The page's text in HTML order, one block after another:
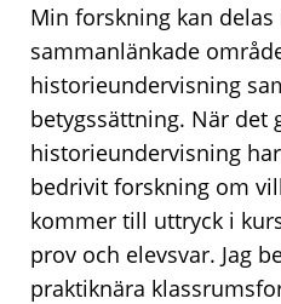
Min forskning kan
sammanlänkade
historieundervisning
betygssättning. När det
historieundervisning
bedrivit forskning om
kommer till uttryck i
prov och elevsvar. Jag
praktiknära